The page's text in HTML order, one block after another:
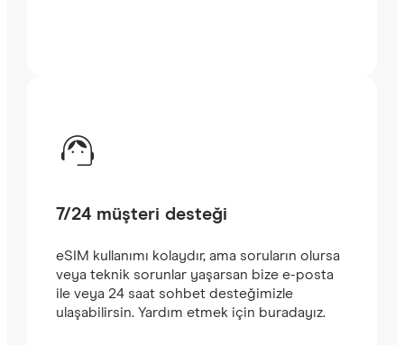
7/24 müşteri desteği
eSIM kullanımı kolaydır, ama soruların olursa
veya teknik sorunlar yaşarsan bize e-posta
ile veya 24 saat sohbet desteğimizle
ulaşabilirsin. Yardım etmek için buradayız.